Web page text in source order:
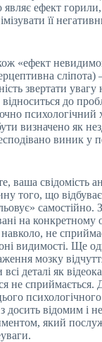
являє ефект
її
«ефект
сліпота)
звертати
до
психологічний
визначено як
виник у
ваша свідомість
того, що
самостійно.
на конкретному
навколо, не
видимості. Ще
мозку
деталі як
не сприймається.
досить відомим і
який